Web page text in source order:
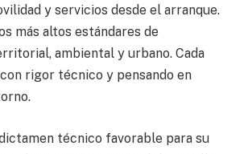
y servicios desde el arranque.
más altos estándares de
ambiental y urbano. Cada
con rigor técnico y pensando en
técnico favorable para su